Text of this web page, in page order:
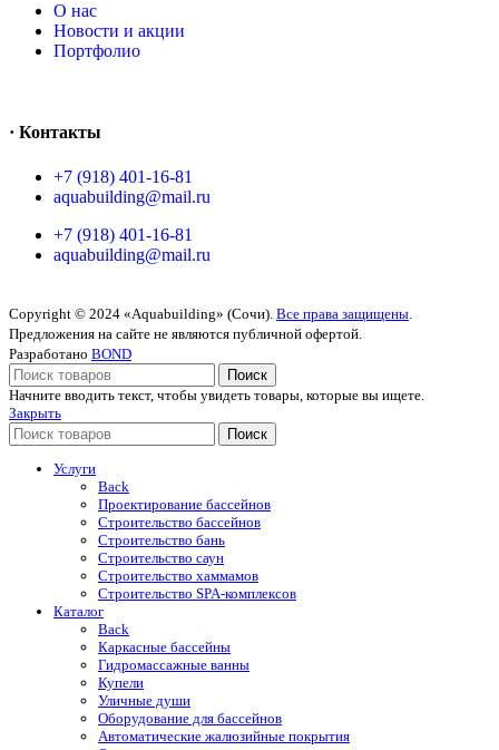
O нас
Новости и акции
Портфолио
· Контакты
+7 (918) 401-16-81
aquabuilding@mail.ru
+7 (918) 401-16-81
aquabuilding@mail.ru
Copyright © 2024 «Aquabuilding» (Сочи). Все права защищены
Предложения на сайте не являются публичной офертой.
Разработано BOND
Поиск
Начните вводить текст, чтобы увидеть товары, которые вы ищете.
Закрыть
Поиск
Услуги
Back
Проектирование бассейнов
Строительство бассейнов
Строительство бань
Строительство саун
Строительство хаммамов
Строительство SPA-комплексов
Каталог
Back
Каркасные бассейны
Гидромассажные ванны
Купели
Уличные души
Оборудование для бассейнов
Автоматические жалюзийные покрытия